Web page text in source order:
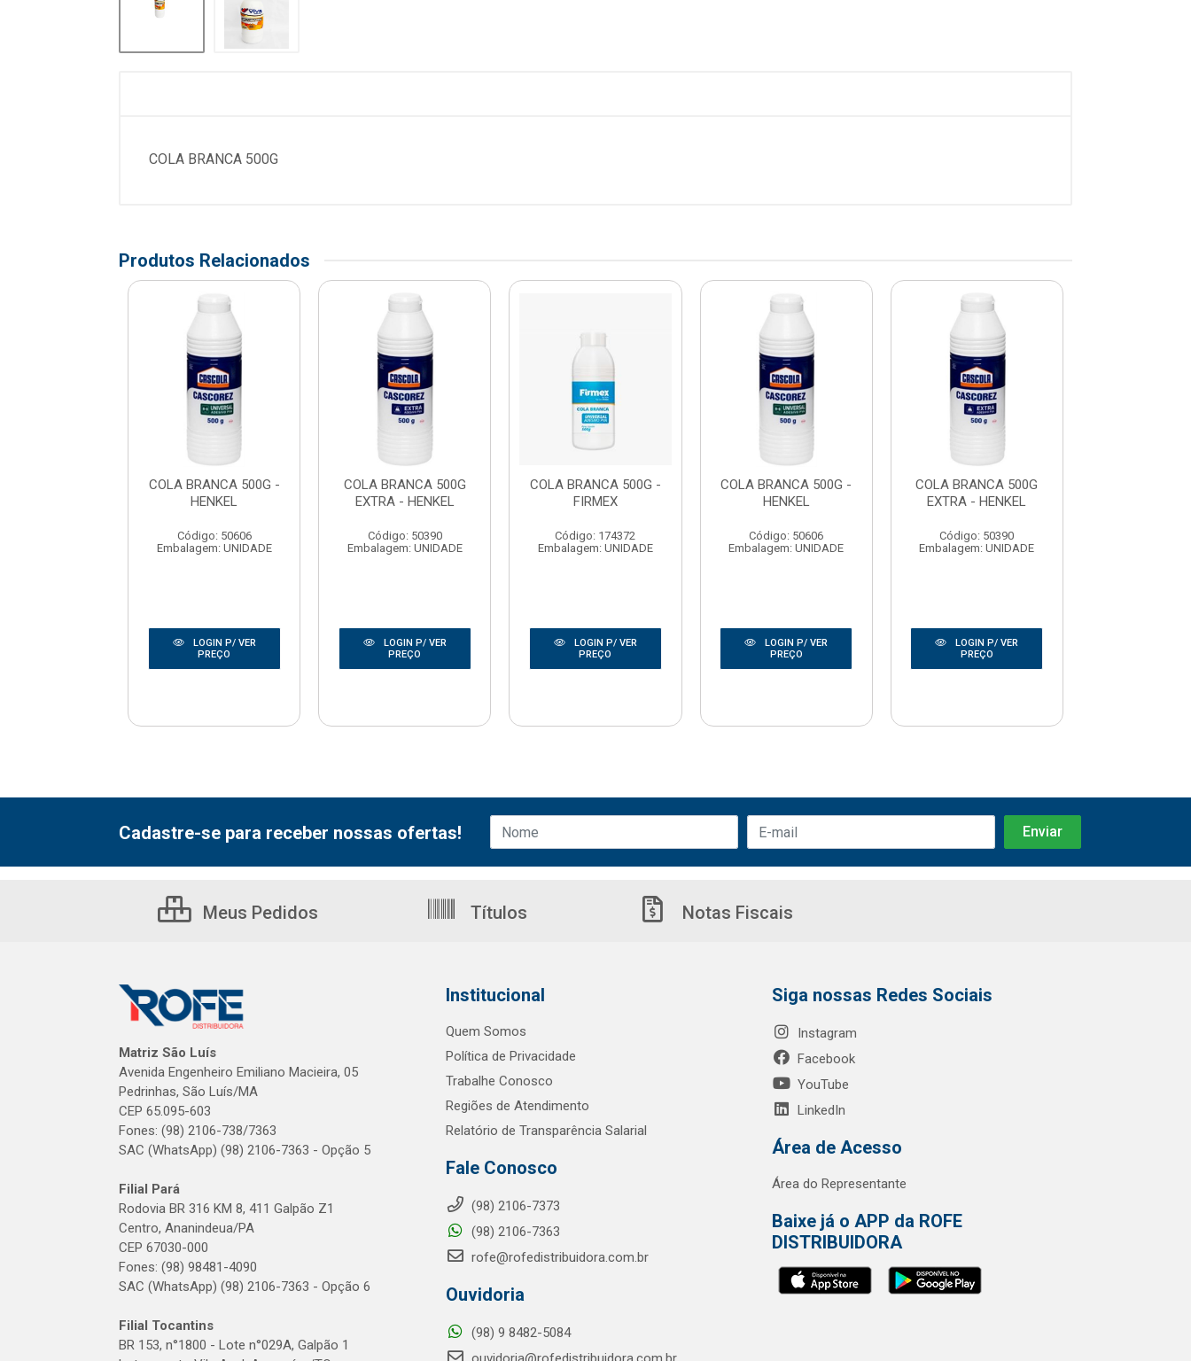
COLA BRANCA 500G
Produtos Relacionados
COLA BRANCA 500G -
HENKEL
Código: 50606
Embalagem: UNIDADE
LOGIN P/ VER
PREÇO
COLA BRANCA 500G
EXTRA - HENKEL
Código: 50390
Embalagem: UNIDADE
LOGIN P/ VER
PREÇO
COLA BRANCA 500G -
FIRMEX
Código: 174372
Embalagem: UNIDADE
LOGIN P/ VER
PREÇO
COLA BRANCA 500G -
HENKEL
Código: 50606
Embalagem: UNIDADE
LOGIN P/ VER
PREÇO
COLA BRANCA 500G
EXTRA - HENKEL
Código: 50390
Embalagem: UNIDADE
LOGIN P/ VER
PREÇO
Cadastre-se para receber nossas ofertas!
Meus Pedidos Títulos Notas Fiscais
Matriz São Luís
Avenida Engenheiro Emiliano Macieira, 05
Pedrinhas, São Luís/MA
CEP 65.095-603
Fones: (98) 2106-738/7363
SAC (WhatsApp) (98) 2106-7363 - Opção 5
Filial Pará
Rodovia BR 316 KM 8, 411 Galpão Z1
Centro, Ananindeua/PA
CEP 67030-000
Fones: (98) 98481-4090
SAC (WhatsApp) (98) 2106-7363 - Opção 6
Filial Tocantins
BR 153, n°1800 - Lote n°029A, Galpão 1
Institucional
Quem Somos
Política de Privacidade
Trabalhe Conosco
Regiões de Atendimento
Relatório de Transparência Salarial
Fale Conosco
(98) 2106-7373
(98) 2106-7363
rofe@rofedistribuidora.com.br
Ouvidoria
(98) 9 8482-5084
Siga nossas Redes Sociais
Instagram
Facebook
YouTube
LinkedIn
Área de Acesso
Área do Representante
Baixe já o APP da ROFE
DISTRIBUIDORA